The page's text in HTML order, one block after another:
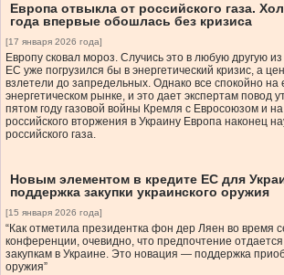
Европа отвыкла от российского газа.
года впервые обошлась без кризиса
[17 января 2026 года]
Европу сковал мороз. Случись это в любую другую
ЕС уже погрузился бы в энергетический кризис, а
взлетели до запредельных. Однако все спокойно на
энергетическом рынке, и это дает экспертам повод
пятом году газовой войны Кремля с Евросоюзом и
российского вторжения в Украину Европа наконец
российского газа.
Новым элементом в кредите ЕС для
поддержка закупки украинского оружия
[15 января 2026 года]
“Как отметила президентка фон дер Ляен во время
конференции, очевидно, что предпочтение
закупкам в Украине. Это новация — поддержка
оружия”